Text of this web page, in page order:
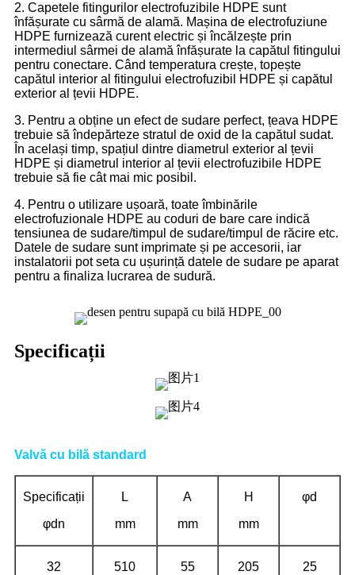
2. Capetele fitingurilor electrofuzibile HDPE sunt
înfășurate cu sârmă de alamă. Mașina de electrofuziune
HDPE furnizează curent electric și încălzește prin
intermediul sârmei de alamă înfășurate la capătul fitingului
pentru conectare. Când temperatura crește, topește
capătul interior al fitingului electrofuzibil HDPE și capătul
exterior al țevii HDPE.
3. Pentru a obține un efect de sudare perfect, țeava HDPE
trebuie să îndepărteze stratul de oxid de la capătul sudat.
În același timp, spațiul dintre diametrul exterior al țevii
HDPE și diametrul interior al țevii electrofuzibile HDPE
trebuie să fie cât mai mic posibil.
4. Pentru o utilizare ușoară, toate îmbinările
electrofuzionale HDPE au coduri de bare care indică
tensiunea de sudare/timpul de sudare/timpul de răcire etc.
Datele de sudare sunt imprimate și pe accesorii, iar
instalatorii pot seta cu ușurință datele de sudare pe aparat
pentru a finaliza lucrarea de sudură.
Specificații
Valvă cu bilă standard
Specificații
φdn
L
mm
A
mm
H
mm
φd
32 510 55 205 25